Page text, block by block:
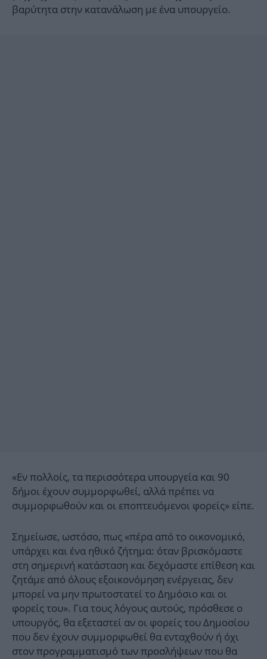
βαρύτητα στην κατανάλωση με ένα υπουργείο.
«Εν πολλοίς, τα περισσότερα υπουργεία και 90
δήμοι έχουν συμμορφωθεί, αλλά πρέπει να
συμμορφωθούν και οι εποπτευόμενοι φορείς» είπε.
Σημείωσε, ωστόσο, πως «πέρα από το οικονομικό,
υπάρχει και ένα ηθικό ζήτημα: όταν βρισκόμαστε
στη σημερινή κατάσταση και δεχόμαστε επίθεση και
ζητάμε από όλους εξοικονόμηση ενέργειας, δεν
μπορεί να μην πρωτοστατεί το Δημόσιο και οι
φορείς του». Για τους λόγους αυτούς, πρόσθεσε ο
υπουργός, θα εξεταστεί αν οι φορείς του Δημοσίου
που δεν έχουν συμμορφωθεί θα ενταχθούν ή όχι
στον προγραμματισμό των προσλήψεων που θα